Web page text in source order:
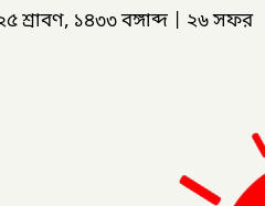
শ্রাবণ, ১৪৩৩ বঙ্গাব্দ
২৬ সফর